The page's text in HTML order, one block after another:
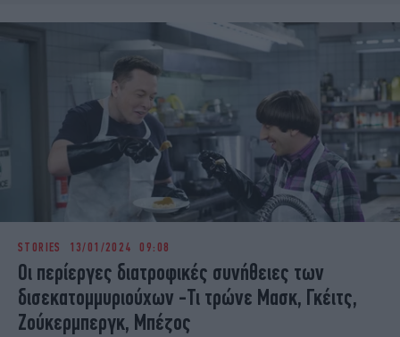
STORIES 13/01/2024 09:08
Οι περίεργες διατροφικές συνήθειες των
δισεκατομμυριούχων -Τι τρώνε Μασκ, Γκέιτς,
Ζούκερμπεργκ, Μπέζος